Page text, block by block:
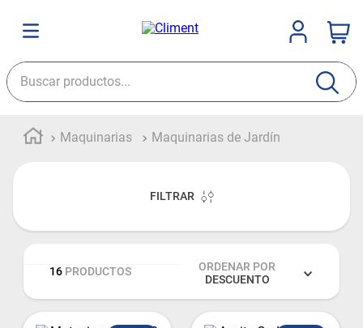
Buscar productos...
Maquinarias Maquinarias de Jardín
FILTRAR
16 PRODUCTOS
ORDENAR POR
DESCUENTO